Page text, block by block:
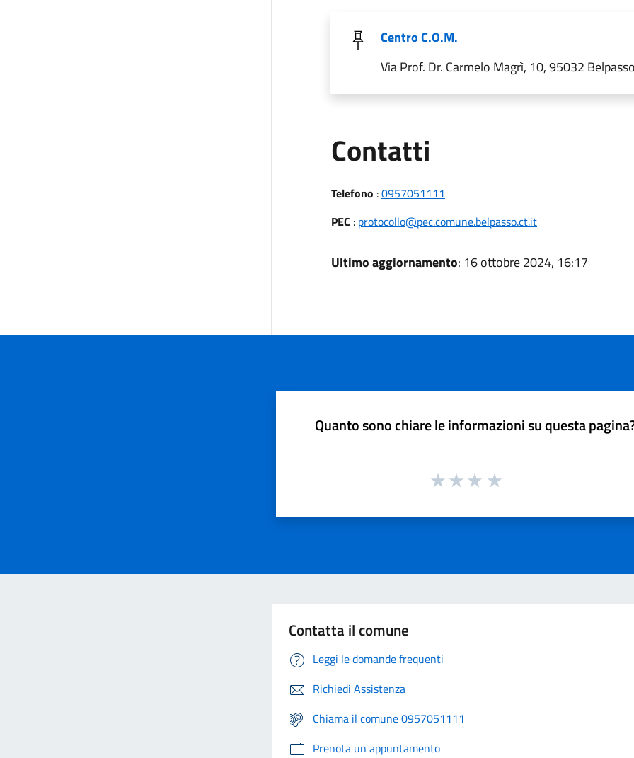
Centro C.O.M.
Via Prof. Dr. Carmelo Magrì, 10, 95032
Contatti
Telefono :0957051111
PEC : protocollo@pec.comune.belpasso.ct.it
Ultimo aggiornamento: 16 ottobre 2024, 16:17
Quanto sono chiare le informazioni su questa
Contatta il comune
Leggi le domande frequenti
Richiedi Assistenza
Chiama il comune 0957051111
Prenota un appuntamento